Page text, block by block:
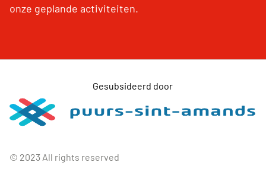
onze geplande activiteiten.
Gesubsideerd door
© 2023 All rights reserved